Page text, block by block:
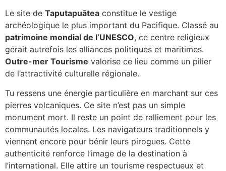
Le site de Taputapuātea constitue le vestige
archéologique le plus important du Pacifique. Classé au
patrimoine mondial de l’UNESCO, ce centre religieux
gérait autrefois les alliances politiques et maritimes.
Outre-mer Tourisme valorise ce lieu comme un pilier
de l’attractivité culturelle régionale.
Tu ressens une énergie particulière en marchant sur ces
pierres volcaniques. Ce site n’est pas un simple
monument mort. Il reste un point de ralliement pour les
communautés locales. Les navigateurs traditionnels y
viennent encore pour bénir leurs pirogues. Cette
authenticité renforce l’image de la destination à
l’international. Elle attire un tourisme respectueux et